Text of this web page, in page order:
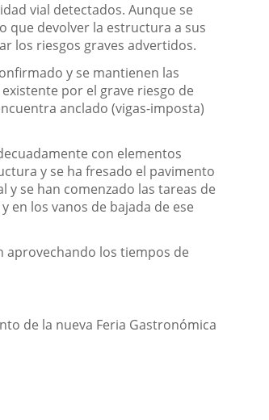
vial detectados. Aunque se
que devolver la estructura a sus
los riesgos graves advertidos.
y se mantienen las
por el grave riesgo de
anclado (vigas-imposta)
con elementos
y se ha fresado el pavimento
y se han comenzado las tareas de
en los vanos de bajada de ese
aprovechando los tiempos de
de la nueva Feria Gastronómica